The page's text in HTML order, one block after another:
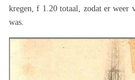
kregen, f 1.20 totaal, zodat er weer
was.